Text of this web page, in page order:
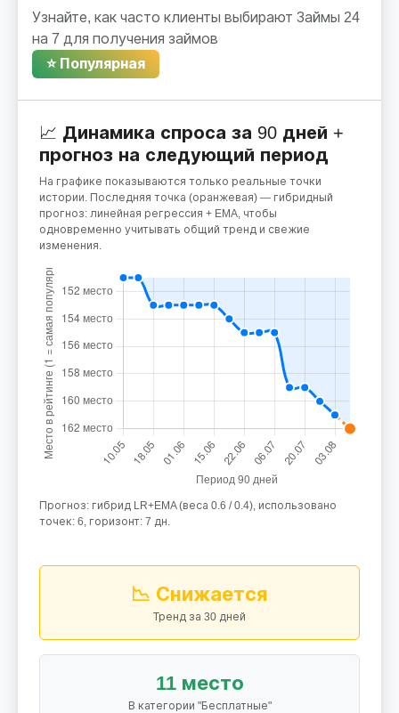
Узнайте, как часто клиенты выбирают Займы 24
на 7 для получения займов
⭐ Популярная
📈 Динамика спроса за 90 дней +
прогноз на следующий период
На графике показываются только реальные точки
истории. Последняя точка (оранжевая) — гибридный
прогноз: линейная регрессия + EMA, чтобы
одновременно учитывать общий тренд и свежие
изменения.
Прогноз: гибрид LR+EMA (веса 0.6 / 0.4), использовано
точек: 6, горизонт: 7 дн.
📉 Снижается
Тренд за 30 дней
11 место
В категории "Бесплатные"